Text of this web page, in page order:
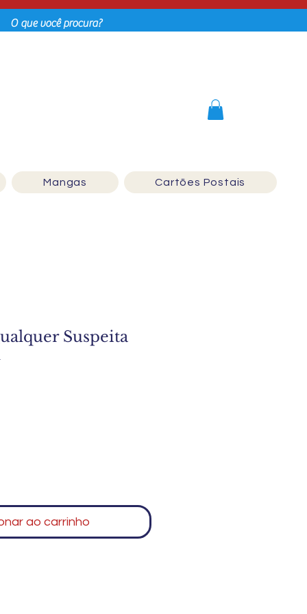
Mangas Cartões Postais
Suspeita
ao carrinho